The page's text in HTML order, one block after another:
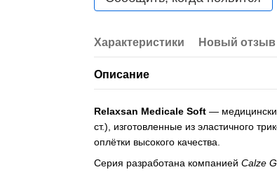
Характеристики Новый отзыв
Описание
Relaxsan Medicale Soft —
ст.), изготовленные из эластичного
оплётки высокого качества.
Серия разработана компанией Calze